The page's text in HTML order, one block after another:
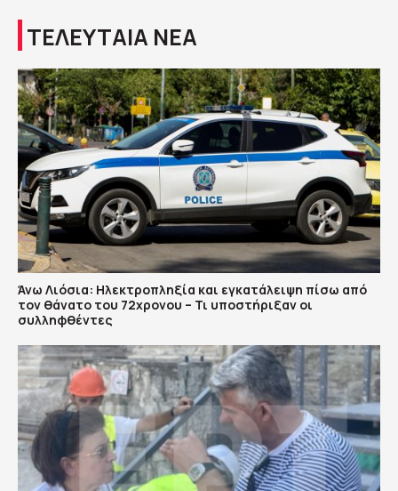
ΤΕΛΕΥΤΑΙΑ ΝΕΑ
Άνω Λιόσια: Ηλεκτροπληξία και εγκατάλειψη πίσω από
τον θάνατο του 72χρονου – Τι υποστήριξαν οι
συλληφθέντες